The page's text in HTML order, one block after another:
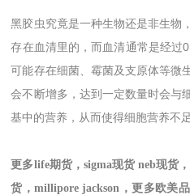
黑胶虫究竟是一种生物还是非生物
存在血清里的，而血清通常是经过
可能存在细菌、霉菌及支原体等微
会不断增多，达到一定数量时会与
基中的营养，从而使得细胞营养不
更多life期货，sigma现货 neb现货
货，millipore jackson，更多欧美